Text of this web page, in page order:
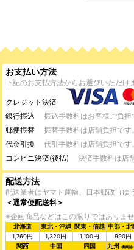
お支払い方法
下記のお支払方法からお選びいただけ
クレジット決済
銀行振込
振込手数料はお客様ご負担
郵便振替
振替手数料は店舗負担です。
代金引換
代引手数料は店舗負担です。
コンビニ決済(後払)
決済手数料は店
配送方法
配送業者はヤマト運輸、日本郵政（ゆ
＜通常便配送料＞
※企画商品などはこの限りではありませ
北海道 東北・沖縄 関東・信越 中部・北
1,760円
1,320円 1,100円
990円
関西
中国 四国 九州 (離島除